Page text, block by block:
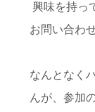
興味を持っ
お問い合わ
なんとなく
んが、参加